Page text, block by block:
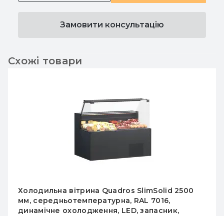
Замовити консультацію
Схожі товари
Холодильна вітрина Quadros SlimSolid
1130х1250х800 мм,
скло куб, RAL 7016, з LED, Danfoss,